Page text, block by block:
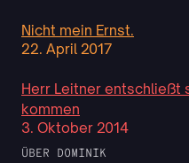
Nicht mein Ernst.
22. April 2017
Herr Leitner entschließt
kommen
3. Oktober 2014
ÜBER DOMINIK